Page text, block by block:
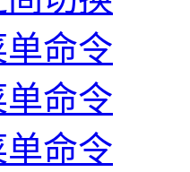
命令
命令
命令